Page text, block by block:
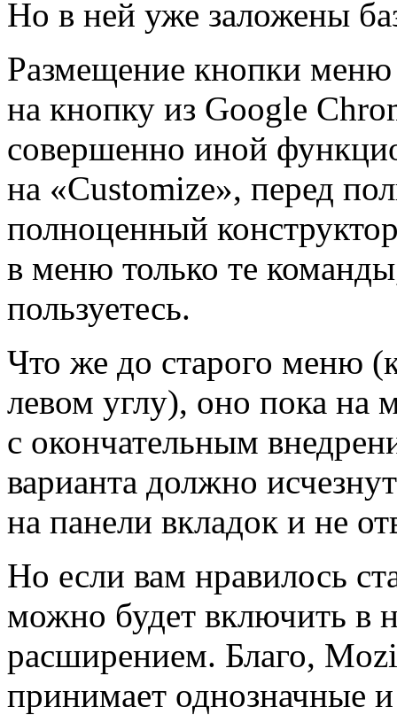
Но в ней уже заложены
Размещение кнопки
на кнопку из Google
совершенно иной
на «Customize», перед
полноценный
в меню только те
пользуетесь.
Что же до старого меню
левом углу), оно пока на
с окончательным
варианта должно
на панели вкладок и не
Но если вам нравилось
можно будет включить в
расширением. Благо,
принимает однозначные